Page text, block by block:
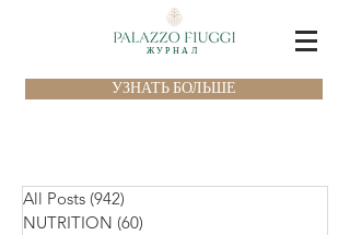
ЖУРНАЛ
УЗНАТЬ БОЛЬШЕ
All Posts (942)
NUTRITION (60)